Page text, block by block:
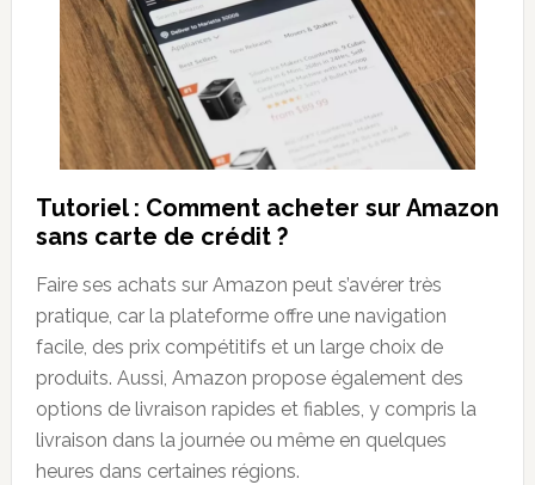
Tutoriel : Comment acheter sur Amazon
sans carte de crédit ?
Faire ses achats sur Amazon peut s’avérer très
pratique, car la plateforme offre une navigation
facile, des prix compétitifs et un large choix de
produits. Aussi, Amazon propose également des
options de livraison rapides et fiables, y compris la
livraison dans la journée ou même en quelques
heures dans certaines régions.